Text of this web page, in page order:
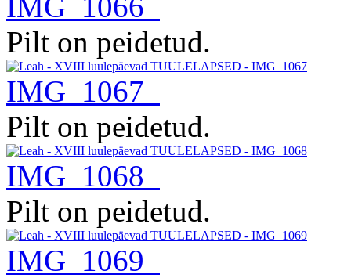
Pilt on peidetud.
IMG_1067
Pilt on peidetud.
IMG_1068
Pilt on peidetud.
IMG_1069